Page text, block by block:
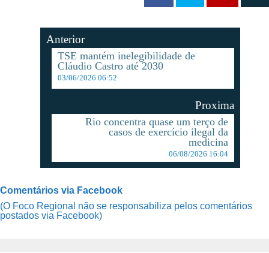
Anterior
TSE mantém inelegibilidade de
Cláudio Castro até 2030
03/06/2026 06:52
Proxima
Rio concentra quase um terço de
casos de exercício ilegal da
medicina
06/08/2026 16:04
Comentários via Facebook
(O Foco Regional não se responsabiliza pelos comentários
postados via Facebook)